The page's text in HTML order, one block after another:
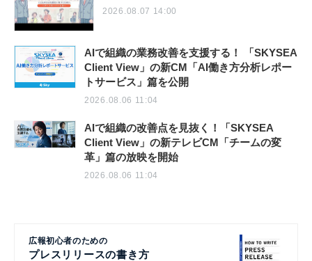
2026.08.07 14:00
AIで組織の業務改善を支援する！ 「SKYSEA
Client View」の新CM「AI働き方分析レポー
トサービス」篇を公開
2026.08.06 11:04
AIで組織の改善点を見抜く！「SKYSEA
Client View」の新テレビCM「チームの変
革」篇の放映を開始
2026.08.06 11:04
広報初心者のための
プレスリリースの書き方